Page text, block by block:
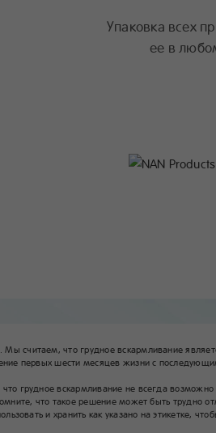
Упаковка всех
ее в
считаем, что грудное вскармливание
первых шести месяцев жизни с
грудное вскармливание не всегда возможно
что такое решение может быть трудно
и хранить как указано на этикетке,